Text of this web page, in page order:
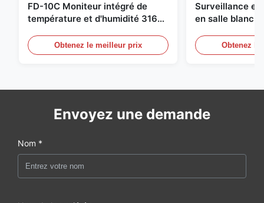
FD-10C Moniteur intégré de
température et d'humidité 316L
Obtenez le meilleur prix
Surveillance
en salle
20mA/RS485
Détection de
Obtenez
Envoyez une demande
Nom *